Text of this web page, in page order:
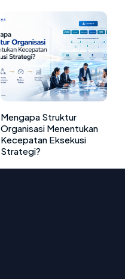
Mengapa Struktur
Organisasi Menentukan
Kecepatan Eksekusi
Strategi?